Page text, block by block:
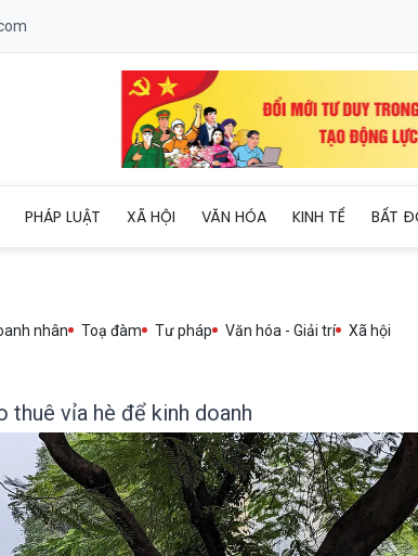
PHÁP LUẬT XÃ HỘI VĂN HÓA KINH TẾ BẤT
nhân Toạ đàm Tư pháp Văn hóa - Giải trí
Xã hội
vỉa hè để kinh doanh